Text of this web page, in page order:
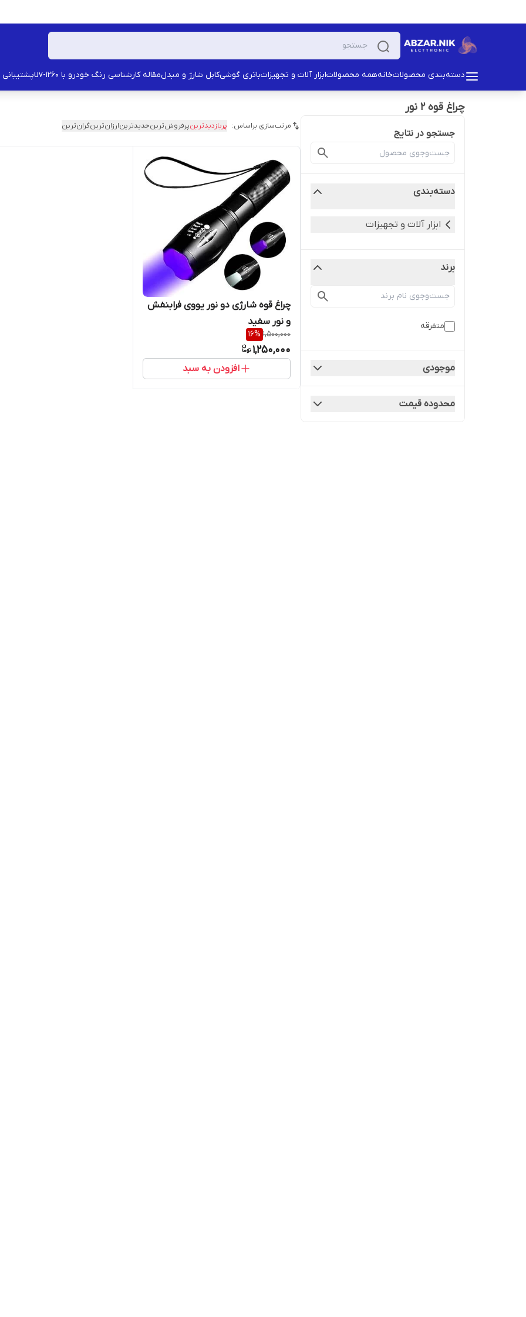
دسته‌بندی محصولاتخانههمه محصولاتابزار آلات و تجهیزاتباتری گوشیکابل شارژ و مبدلمقاله کارشناسی رنگ خودرو با uv-1260 پشتیبانی
چراغ قوه ۲ نور
جستجو در نتایج
دسته‌بندی
ابزار آلات و تجهیزات
برند
متفرقه
موجودی
محدوده قیمت
مرتب‌سازی براساس: پربازدیدترینپرفروش‌ترینجدیدترینارزان‌ترینگران‌ترین
چراغ قوه شارژی دو نور یووی فرابنفش
و نور سفید
1,500,000
16%
1,250,000
افزودن به سبد